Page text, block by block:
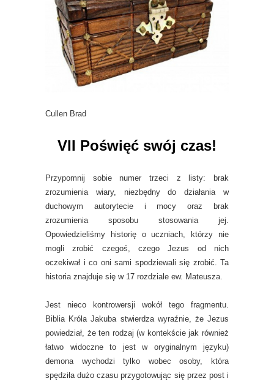
Cullen Brad
VII Poświęć swój czas!
Przypomnij sobie numer trzeci z listy: brak
zrozumienia wiary, niezbędny do działania w
duchowym autorytecie i mocy oraz brak
zrozumienia sposobu stosowania jej.
Opowiedzieliśmy historię o uczniach, którzy nie
mogli zrobić czegoś, czego Jezus od nich
oczekiwał i co oni sami spodziewali się zrobić. Ta
historia znajduje się w 17 rozdziale ew. Mateusza.
Jest nieco kontrowersji wokół tego fragmentu.
Biblia Króla Jakuba stwierdza wyraźnie, że Jezus
powiedział, że ten rodzaj (w kontekście jak również
łatwo widoczne to jest w oryginalnym języku)
demona wychodzi tylko wobec osoby, która
spędziła dużo czasu przygotowując się przez post i